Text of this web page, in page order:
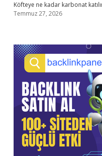
Köfteye ne kadar karbonat
Temmuz 27, 2026